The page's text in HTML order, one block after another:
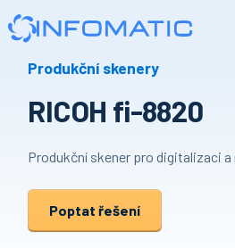
Produkční skenery
RICOH fi-8820
Produkční skener pro digitalizaci
Poptat řešení